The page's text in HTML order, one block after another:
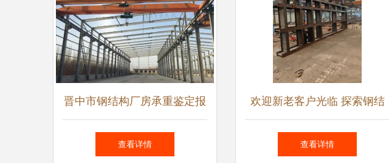
晋中市钢结构厂房承重鉴定报
告
查看详情
欢迎新老客户光临 探索钢结
构构件加工的未来与技术精髓
查看详情